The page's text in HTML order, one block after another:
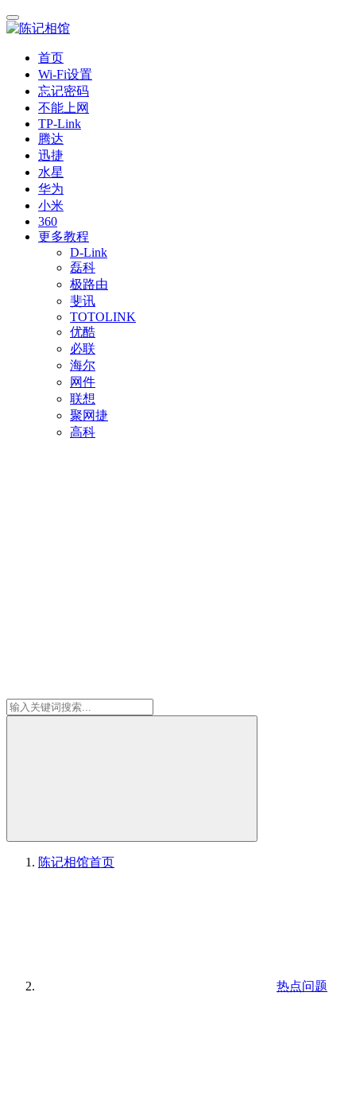
首页
Wi-Fi设置
忘记密码
不能上网
TP-Link
腾达
迅捷
水星
华为
小米
360
更多教程
D-Link
磊科
极路由
斐讯
TOTOLINK
优酷
必联
海尔
网件
联想
聚网捷
高科
陈记相馆首页
热点问题